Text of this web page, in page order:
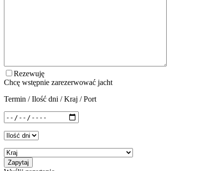
Rezewuję
Chcę wstępnie zarezerwować jacht
Termin / Ilość dni / Kraj / Port